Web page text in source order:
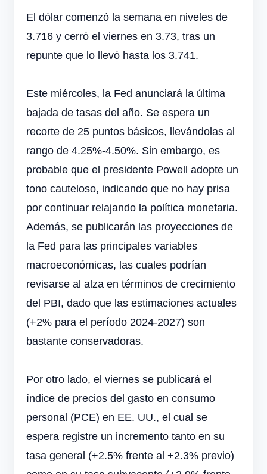
El dólar comenzó la semana en niveles de
3.716 y cerró el viernes en 3.73, tras un
repunte que lo llevó hasta los 3.741.
Este miércoles, la Fed anunciará la última
bajada de tasas del año. Se espera un
recorte de 25 puntos básicos, llevándolas al
rango de 4.25%-4.50%. Sin embargo, es
probable que el presidente Powell adopte un
tono cauteloso, indicando que no hay prisa
por continuar relajando la política monetaria.
Además, se publicarán las proyecciones de
la Fed para las principales variables
macroeconómicas, las cuales podrían
revisarse al alza en términos de crecimiento
del PBI, dado que las estimaciones actuales
(+2% para el período 2024-2027) son
bastante conservadoras.
Por otro lado, el viernes se publicará el
índice de precios del gasto en consumo
personal (PCE) en EE. UU., el cual se
espera registre un incremento tanto en su
tasa general (+2.5% frente al +2.3% previo)